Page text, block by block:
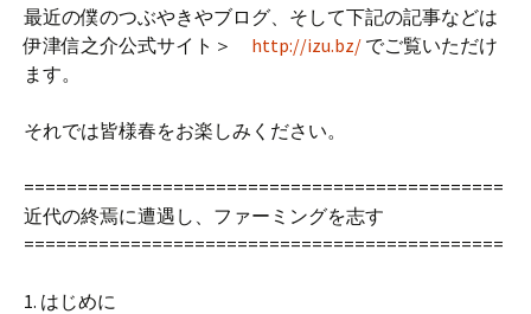
最近の僕のつぶやきやブログ、そして下記の記事などは
伊津信之介公式サイト＞ http://izu.bz/ でご覧いただけ
ます。
それでは皆様春をお楽しみください。
=============================================
近代の終焉に遭遇し、ファーミングを志す
=============================================
1. はじめに